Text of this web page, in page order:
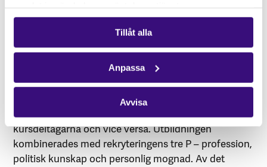
Tillåt alla
Anpassa
Avvisa
Afrikagrupperna anpassade sig snabbt till den nya
rollen och beslutade redan 1976 att rekrytera
solidaritetsarbetare till Moçambique liksom till de
övriga fd kolonierna. Idén om förberedande SOS –
Seminarium om solidaritetsarbete i Afrika och
Sverige föddes. Det första SOS:et hölls våren 1976 på
Jakobsbergs folkhögskola, ett två veckor långt
seminarium där Afrikagrupperna fick lära känna
kursdeltagarna och vice versa. Utbildningen
kombinerades med rekryteringens tre P – profession,
politisk kunskap och personlig mognad. Av det